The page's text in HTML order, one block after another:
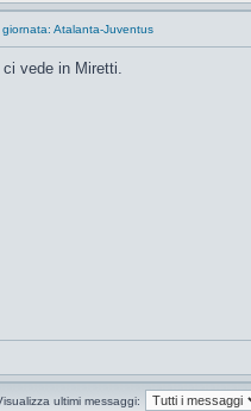
Atalanta-Juventus
vede in Miretti.
ultimi messaggi: